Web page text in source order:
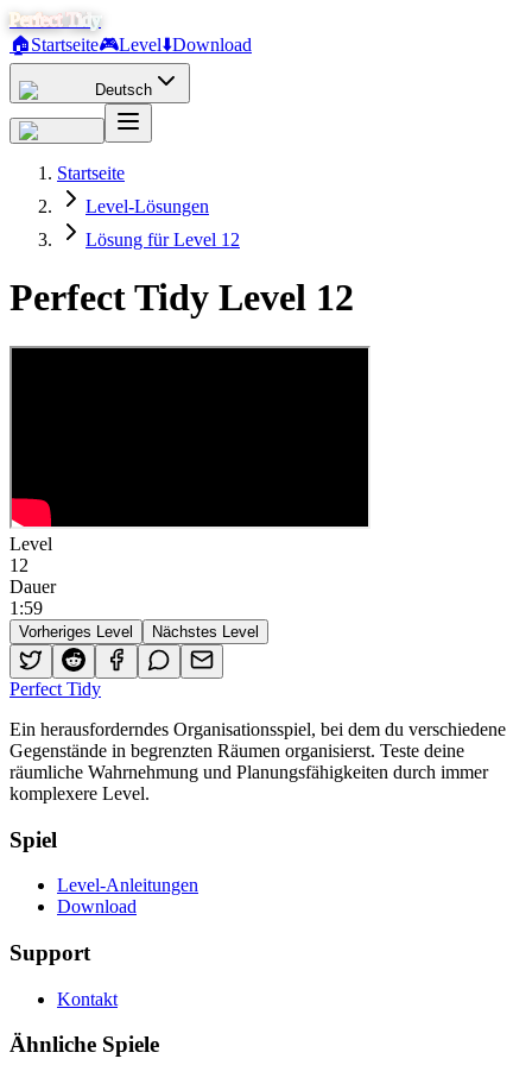
Perfect Tidy
🏠Startseite🎮Level⬇️Download
Deutsch
Startseite
Level-Lösungen
Lösung für Level 12
Perfect Tidy Level 12
Level
12
Dauer
1 :59
Vorheriges Level Nächstes Level
Perfect Tidy
Ein herausforderndes Organisationsspiel, bei dem du verschiedene
Gegenstände in begrenzten Räumen organisierst. Teste deine
räumliche Wahrnehmung und Planungsfähigkeiten durch immer
komplexere Level.
Spiel
Level-Anleitungen
Download
Support
Kontakt
Ähnliche Spiele